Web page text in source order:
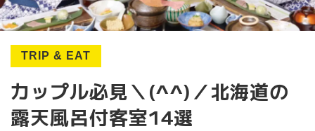
TRIP & EAT
カップル必見＼(^^)／北海道の
露天風呂付客室14選